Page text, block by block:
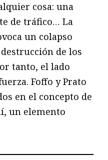
cosa: una
de tráfico… La
un colapso
de los
tanto, el lado
Foffo y Prato
en el concepto de
un elemento